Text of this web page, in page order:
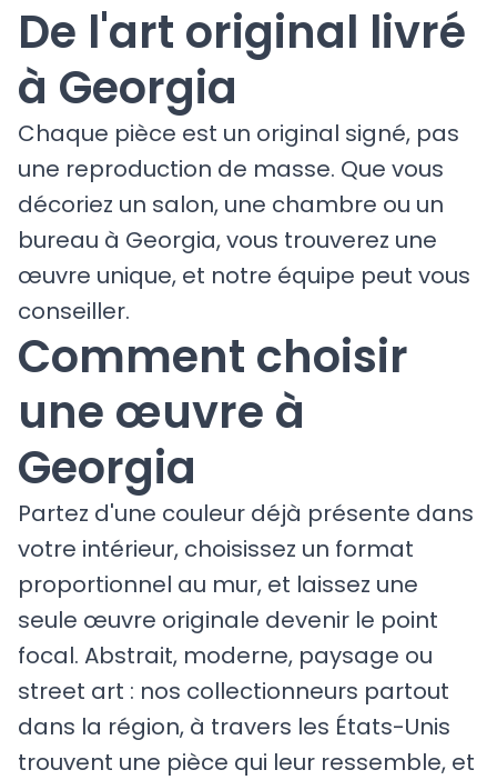
De l'art original livré
à Georgia
Chaque pièce est un original signé, pas
une reproduction de masse. Que vous
décoriez un salon, une chambre ou un
bureau à Georgia, vous trouverez une
œuvre unique, et notre équipe peut vous
conseiller.
Comment choisir
une œuvre à
Georgia
Partez d'une couleur déjà présente dans
votre intérieur, choisissez un format
proportionnel au mur, et laissez une
seule œuvre originale devenir le point
focal. Abstrait, moderne, paysage ou
street art : nos collectionneurs partout
dans la région, à travers les États-Unis
trouvent une pièce qui leur ressemble, et